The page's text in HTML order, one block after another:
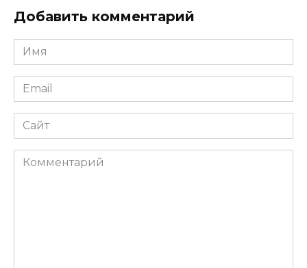
Добавить комментарий
Имя
*
Email
*
Сайт
Комментарий